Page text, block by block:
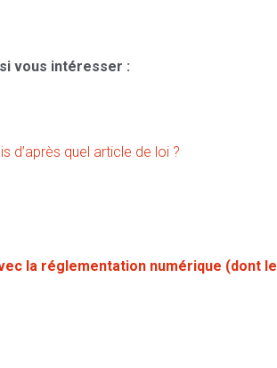
vous intéresser :
d’après quel article de loi ?
la réglementation numérique (dont le